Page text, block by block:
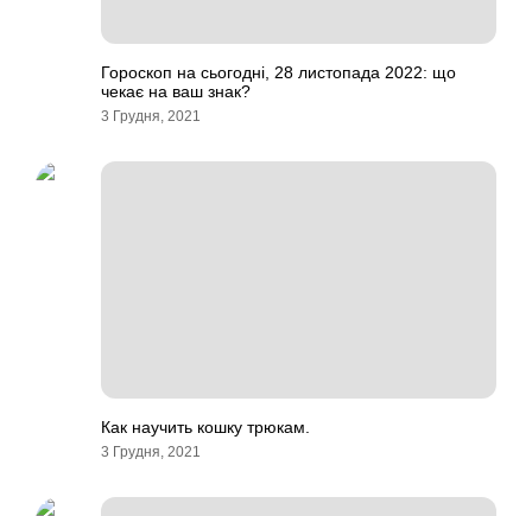
Гороскоп на сьогодні, 28 листопада 2022: що
чекає на ваш знак?
3 Грудня, 2021
Как научить кошку трюкам.
3 Грудня, 2021